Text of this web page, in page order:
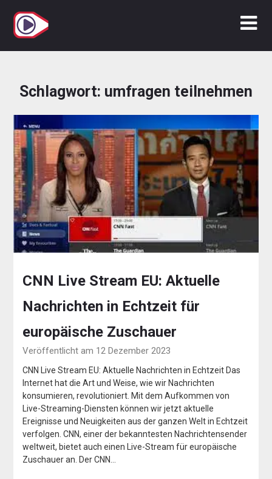
Inhalt
springen
Schlagwort: umfragen teilnehmen
CNN Live Stream EU: Aktuelle
Nachrichten in Echtzeit für
europäische Zuschauer
Veröffentlicht am 12 Dezember 2023
CNN Live Stream EU: Aktuelle Nachrichten in Echtzeit Das
Internet hat die Art und Weise, wie wir Nachrichten
konsumieren, revolutioniert. Mit dem Aufkommen von
Live-Streaming-Diensten können wir jetzt aktuelle
Ereignisse und Neuigkeiten aus der ganzen Welt in Echtzeit
verfolgen. CNN, einer der bekanntesten Nachrichtensender
weltweit, bietet auch einen Live-Stream für europäische
Zuschauer an. Der CNN…